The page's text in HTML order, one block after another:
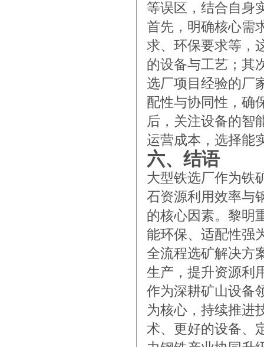
等误区，结合自身
首先，明确核心需
求、环保要求等，
的设备与工艺；其
选厂项目经验的厂
配性与协同性，确
后，关注设备的智
运营成本，选择能
六、结语
大型铁选厂作为铁
石资源利用效率与
的核心因素。黎明
能环保、适配性强
全流程选矿解决方
生产，提升资源利
作为深耕矿山设备
为核心，持续推进
术、更好的设备、